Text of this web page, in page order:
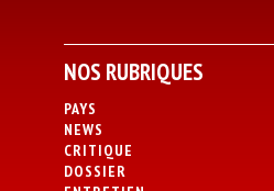
NOS RUBRIQUES
PAYS
NEWS
CRITIQUE
DOSSIER